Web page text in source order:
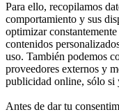
Para ello, recopilamos
comportamiento y sus
optimizar
contenidos
uso. También podemos
proveedores externos y
publicidad online, sólo si
Antes de dar tu